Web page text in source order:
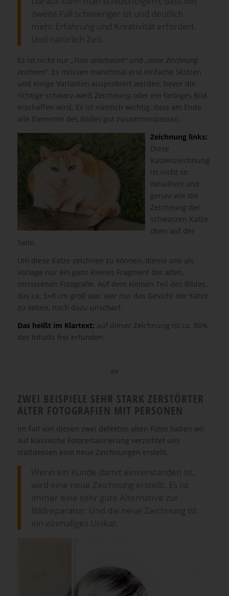
Es ist nicht nur „Foto anschauen“und „neue Zeichnung
zeichnen“. Es müssen manchmal erst einfache Skizzen
und einige Varianten ausprobiert werden, bevor die
richtige schwarz-weiß Zeichnung oder ein farbiges Bild
erschaffen wird. Es ist nämlich wichtig, dass am Ende
alle Elemente des Bildes gut zusammenpassen.
Zeichnung links:
Diese
Katzenzeichnung
ist nicht so
detailliert und
genau wie die
Zeichnung der
schwarzen Katze
oben auf der
Seite.
Um diese Katze zeichnen zu können, diente uns als
Vorlage nur ein ganz kleines Fragment der alten,
zerrissenen Fotografie. Auf dem kleinen Teil des Bildes,
das ca. 5×8 cm groß war, war nur das Gesicht der Katze
zu sehen, noch dazu unscharf.
Das heißt im Klartext: auf dieser Zeichnung ist ca. 80%
des Inhalts frei erfunden.
ZWEI BEISPIELE SEHR STARK ZERSTÖRTER
ALTER FOTOGRAFIEN MIT PERSONEN
Im Fall von diesen zwei defekten alten Fotos haben wir
auf klassische Fotorestaurierung verzichtet uns
stattdessen eine neue Zeichnungen erstellt.